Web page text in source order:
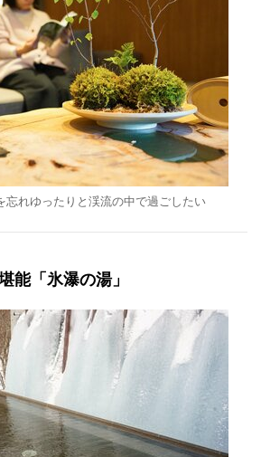
忘れゆったりと渓流の中で過ごしたい
能「氷瀑の湯」